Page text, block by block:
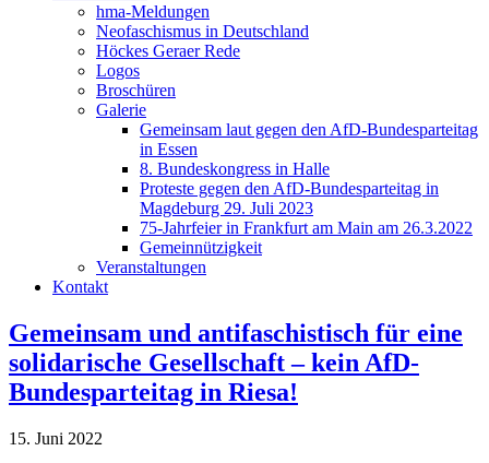
hma-Meldungen
Neofaschismus in Deutschland
Höckes Geraer Rede
Logos
Broschüren
Galerie
Gemeinsam laut gegen den AfD-Bundesparteitag
in Essen
8. Bundeskongress in Halle
Proteste gegen den AfD-Bundesparteitag in
Magdeburg 29. Juli 2023
75-Jahrfeier in Frankfurt am Main am 26.3.2022
Gemeinnützigkeit
Veranstaltungen
Kontakt
Gemeinsam und antifaschistisch für eine
solidarische Gesellschaft – kein AfD-
Bundesparteitag in Riesa!
15. Juni 2022